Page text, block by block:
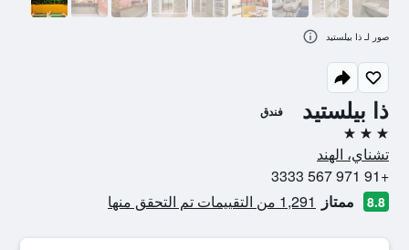
ذا بيلستيد فندق
3 نجوم
تشناي، الهند
+91 971 567 3333
8.8 ممتاز 1,291 من التقييمات تم التحقق منها
صور لـ ذا بيلستيد